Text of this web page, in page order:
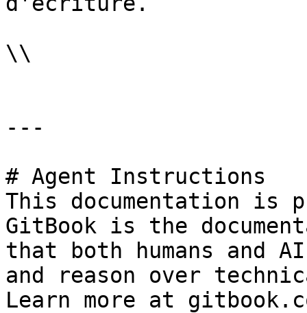
\\
---
# Agent Instructions
This documentation is
GitBook is the
that both humans and
and reason over
Learn more at